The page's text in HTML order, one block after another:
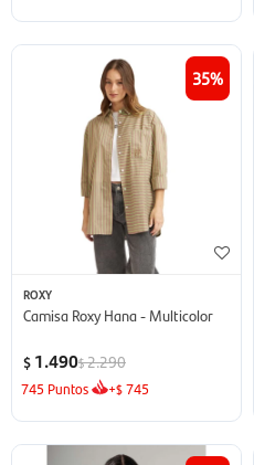
35
ROXY
Camisa Roxy Hana - Multicolor
$ 1.490$2.290
745 Puntos +$745